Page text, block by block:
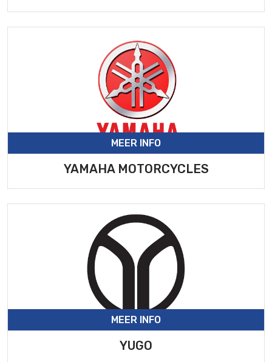
MEER INFO
YAMAHA MOTORCYCLES
MEER INFO
YUGO